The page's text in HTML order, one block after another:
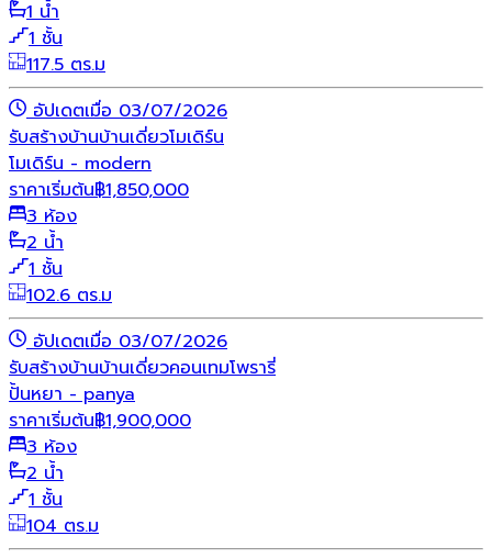
1 น้ำ
1 ชั้น
117.5 ตร.ม
อัปเดตเมื่อ 03/07/2026
รับสร้างบ้านบ้านเดี่ยวโมเดิร์น
โมเดิร์น - modern
ราคาเริ่มต้น฿1,850,000
3 ห้อง
2 น้ำ
1 ชั้น
102.6 ตร.ม
อัปเดตเมื่อ 03/07/2026
รับสร้างบ้านบ้านเดี่ยวคอนเทมโพรารี่
ปั้นหยา - panya
ราคาเริ่มต้น฿1,900,000
3 ห้อง
2 น้ำ
1 ชั้น
104 ตร.ม